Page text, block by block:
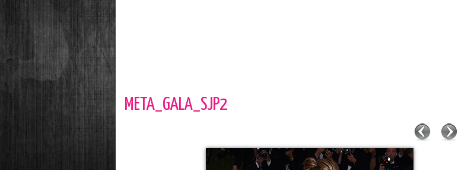
META_GALA_SJP2